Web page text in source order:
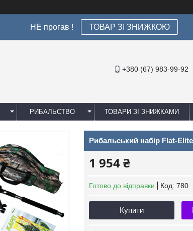
НЕ прогав ! ТОВАР ЗІ ЗНИЖКОЮ
+380 (67) 983-99-92
РИБАЛЬСТВО ТОВАРИ ЗІ ЗНИЖКАМИ
Рибальський набір Flat-
1 954 ₴
Готово до відправки Код: 780
Купити